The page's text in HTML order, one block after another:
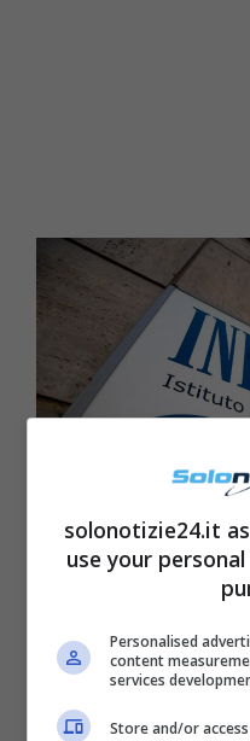
per ricevere
2023 si dovrà fare
gennaio. Come si è
solonotizie24.it
use your
Personalised
content
services
Store and/or